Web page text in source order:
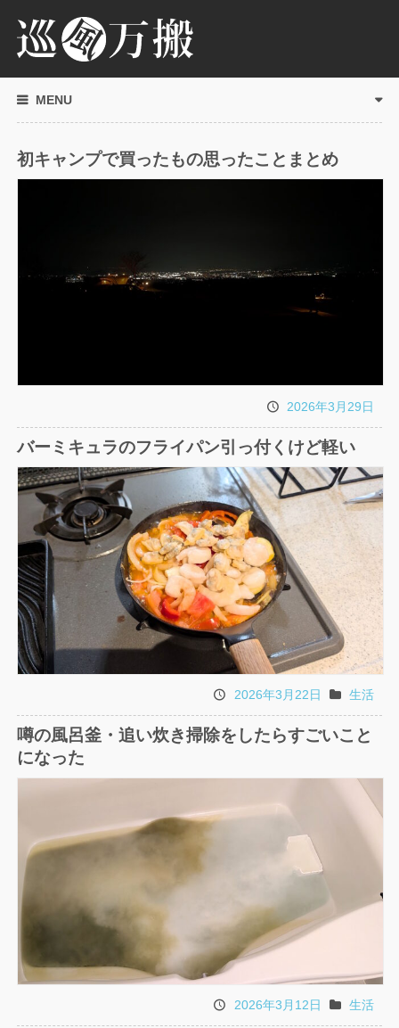
MENU
初キャンプで買ったもの思ったことまとめ
投
稿
日
2026年3月29日
バーミキュラのフライパン引っ付くけど軽い
投
稿
日
2026年3月22日
カ
テ
ゴ
生活
噂の風呂釜・追い炊き掃除をしたらすごいこと
になった
投2026年3月12日
カ生活